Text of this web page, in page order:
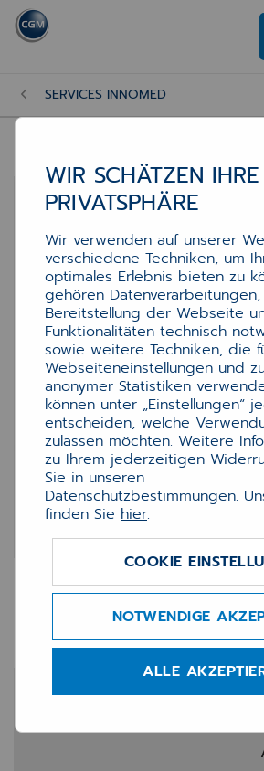
SERVICES INNOMED
INNO Arbeitszeit
WIR SCHÄTZEN IHRE
PRIVATSPHÄRE
Wir verwenden auf unserer
verschiedene Techniken, um
optimales Erlebnis bieten zu
gehören
Bereitstellung der Webseite
Funktionalitäten technisch
sowie weitere Techniken, die
Webseiteneinstellungen und
anonymer Statistiken
können unter „Einstellungen“
entscheiden, welche
zulassen möchten. Weitere
zu Ihrem jederzeitigen
Sie in unseren
Datenschutzbestimmungen.
finden Sie hier.
COOKIE
NOTWENDIGE
ALLE